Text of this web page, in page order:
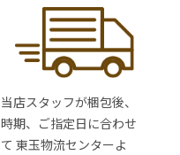
当店スタッフが梱包後、
時期、ご指定日に合わせ
て 東玉物流センターよ